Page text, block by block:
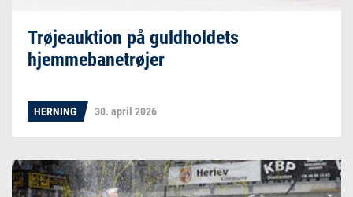
Trøjeauktion på guldholdets
hjemmebanetrøjer
HERNING 30. april 2026